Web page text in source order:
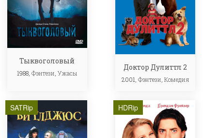
Тыквоголовый
1988,Фэнтези ,Ужасы
Доктор Дулиттл 2
2001, Фэнтези Комедия
SATRip HDRip